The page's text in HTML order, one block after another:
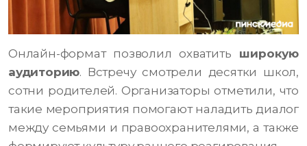
Онлайн-формат позволил охватить широкую
аудиторию. Встречу смотрели десятки школ,
сотни родителей. Организаторы отметили, что
такие мероприятия помогают наладить диалог
между семьями и правоохранителями, а также